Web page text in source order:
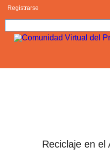
Registrarse
Reciclaje en el